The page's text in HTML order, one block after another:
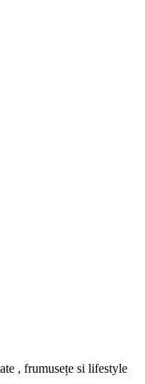
, frumusețe si lifestyle